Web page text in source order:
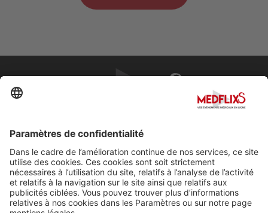
À propos de MedflixS®
Aide
Contact
Mentions légales